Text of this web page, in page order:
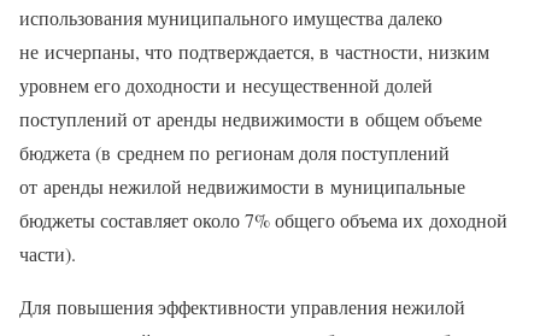
использования муниципального имущества далеко
не исчерпаны, что подтверждается, в частности, низким
уровнем его доходности и несущественной долей
поступлений от аренды недвижимости в общем объеме
бюджета (в среднем по регионам доля поступлений
от аренды нежилой недвижимости в муниципальные
бюджеты составляет около 7% общего объема их доходной
части).
Для повышения эффективности управления нежилой